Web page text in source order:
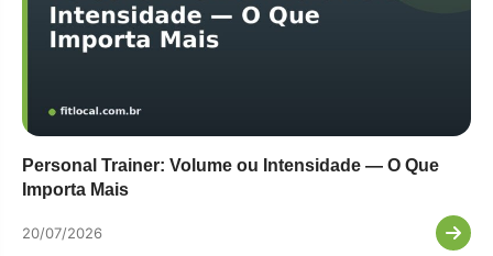
Personal Trainer: Volume ou Intensidade — O Que
Importa Mais
20/07/2026